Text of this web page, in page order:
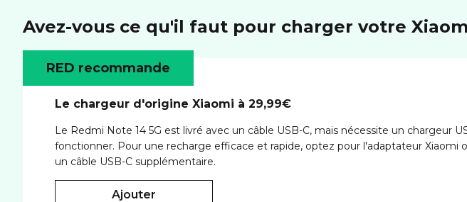
Avez-vous ce qu'il faut pour charger votre
RED recommande
Le chargeur d'origine Xiaomi à 29,99€
Le Redmi Note 14 5G est livré avec un câble USB-C, mais nécessite un chargeur
fonctionner. Pour une recharge efficace et rapide, optez pour l'adaptateur Xiaomi
un câble USB-C supplémentaire.
ajouter